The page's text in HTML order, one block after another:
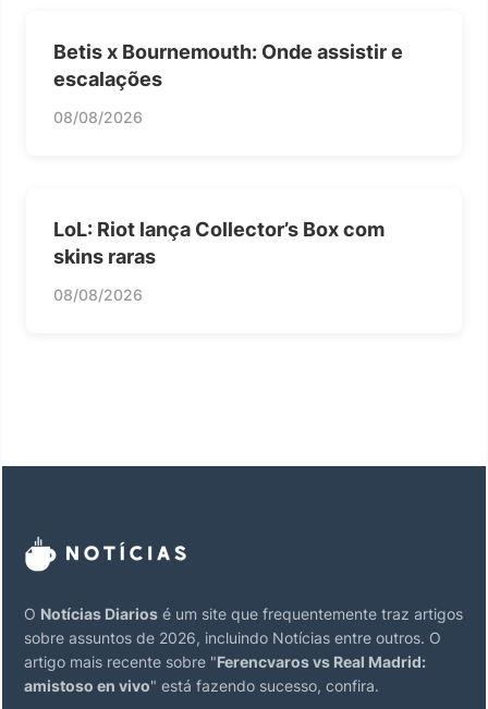
Betis x Bournemouth: Onde assistir e
escalações
08/08/2026
LoL: Riot lança Collector’s Box com
skins raras
08/08/2026
O Notícias Diarios é um site que frequentemente traz artigos
sobre assuntos de 2026, incluindo Notícias entre outros. O
artigo mais recente sobre "Ferencvaros vs Real Madrid:
amistoso en vivo" está fazendo sucesso, confira.